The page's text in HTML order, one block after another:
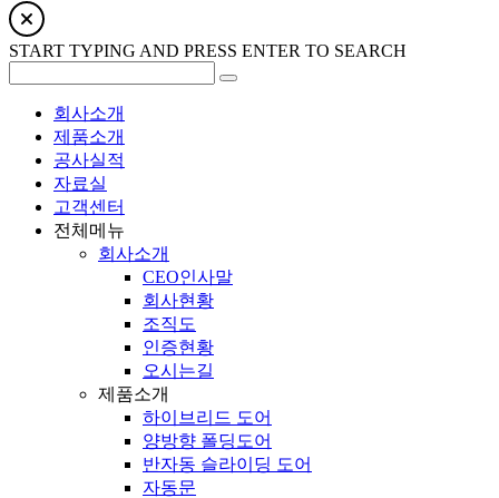
START TYPING AND PRESS ENTER TO SEARCH
회사소개
제품소개
공사실적
자료실
고객센터
전체메뉴
회사소개
CEO인사말
회사현황
조직도
인증현황
오시는길
제품소개
하이브리드 도어
양방향 폴딩도어
반자동 슬라이딩 도어
자동문